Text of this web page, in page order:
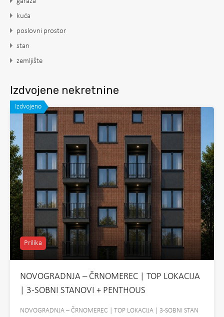
kuća
poslovni prostor
stan
zemljište
Izdvojene nekretnine
Izdvojeno
Prilika
NOVOGRADNJA – ČRNOMEREC | TOP LOKACIJA
| 3-SOBNI STANOVI + PENTHOUS
NOVOGRADNJA – ČRNOMEREC | TOP LOKACIJA | 3-SOBNI STAN